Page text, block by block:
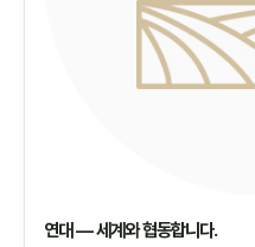
연대 — 세계와 협동합니다.